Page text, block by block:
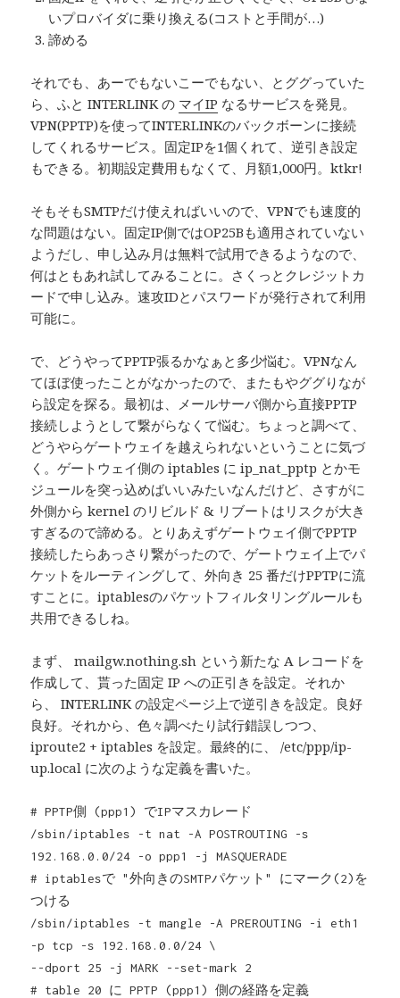
いプロバイダに乗り換える(コストと手間が…)
諦める
それでも、あーでもないこーでもない、とググっていた
ら、ふと INTERLINK の マイIP なるサービスを発見。
VPN(PPTP)を使ってINTERLINKのバックボーンに接続
してくれるサービス。固定IPを1個くれて、逆引き設定
もできる。初期設定費用もなくて、月額1,000円。ktkr!
そもそもSMTPだけ使えればいいので、VPNでも速度的
な問題はない。固定IP側ではOP25Bも適用されていない
ようだし、申し込み月は無料で試用できるようなので、
何はともあれ試してみることに。さくっとクレジットカ
ードで申し込み。速攻IDとパスワードが発行されて利用
可能に。
で、どうやってPPTP張るかなぁと多少悩む。VPNなん
てほぼ使ったことがなかったので、またもやググりなが
ら設定を探る。最初は、メールサーバ側から直接PPTP
接続しようとして繋がらなくて悩む。ちょっと調べて、
どうやらゲートウェイを越えられないということに気づ
く。ゲートウェイ側の iptables に ip_nat_pptp とかモ
ジュールを突っ込めばいいみたいなんだけど、さすがに
外側から kernel のリビルド & リブートはリスクが大き
すぎるので諦める。とりあえずゲートウェイ側でPPTP
接続したらあっさり繋がったので、ゲートウェイ上でパ
ケットをルーティングして、外向き 25 番だけPPTPに流
すことに。iptablesのパケットフィルタリングルールも
共用できるしね。
まず、 mailgw.nothing.sh という新たな A レコードを
作成して、貰った固定 IP への正引きを設定。それか
ら、 INTERLINK の設定ページ上で逆引きを設定。良好
良好。それから、色々調べたり試行錯誤しつつ、
iproute2 + iptables を設定。最終的に、 /etc/ppp/ip-
up.local に次のような定義を書いた。
# PPTP側 (ppp1) でIPマスカレード
/sbin/iptables -t nat -A POSTROUTING -s
192.168.0.0/24 -o ppp1 -j MASQUERADE
# iptablesで "外向きのSMTPパケット" にマーク(2)を
つける
/sbin/iptables -t mangle -A PREROUTING -i eth1
-p tcp -s 192.168.0.0/24 \
--dport 25 -j MARK --set-mark 2
# table 20 に PPTP (ppp1) 側の経路を定義